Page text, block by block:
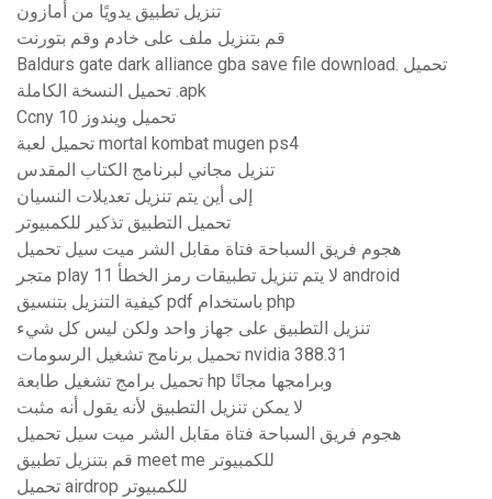
تنزيل تطبيق يدويًا من أمازون
قم بتنزيل ملف على خادم وقم بتورنت
Baldurs gate dark alliance gba save file download. تحميل
تحميل النسخة الكاملة .apk
Ccny تحميل ويندوز 10
تحميل لعبة mortal kombat mugen ps4
تنزيل مجاني لبرنامج الكتاب المقدس
إلى أين يتم تنزيل تعديلات النسيان
تحميل التطبيق تذكير للكمبيوتر
هجوم فريق السباحة فتاة مقابل الشر ميت سيل تحميل
متجر play لا يتم تنزيل تطبيقات رمز الخطأ 11 android
كيفية التنزيل بتنسيق pdf باستخدام php
تنزيل التطبيق على جهاز واحد ولكن ليس كل شيء
تحميل برنامج تشغيل الرسومات nvidia 388.31
تحميل برامج تشغيل طابعة hp وبرامجها مجانًا
لا يمكن تنزيل التطبيق لأنه يقول أنه مثبت
هجوم فريق السباحة فتاة مقابل الشر ميت سيل تحميل
قم بتنزيل تطبيق meet me للكمبيوتر
تحميل airdrop للكمبيوتر